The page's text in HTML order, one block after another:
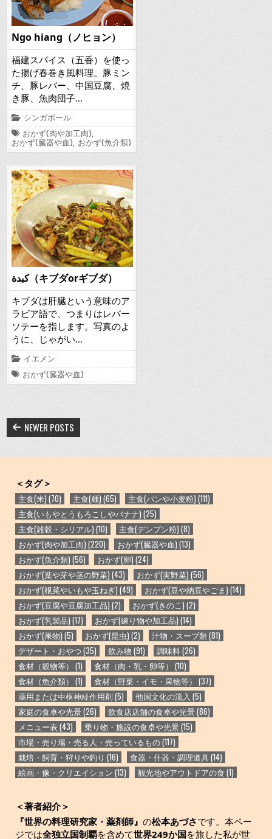
Ngo hiang（ノヒョン）
福建スパイス（五香）を使っ
た揚げ春巻き風料理。豚ミン
チ、豚レバー、中国豆腐、焼
き豚、魚肉団子…
Posted
in
シンガポール
Tagged
おかず(肉や加工肉),
おかず(臓器や血), おかず(魚介類)
كبدة（キブダorギブダ）
キブダは肝臓という意味のア
ラビア語で、つまりはレバー
ソテーを指します。写真のよ
うに、じゃがい…
Posted
in
イエメン
Tagged
おかず(臓器や血)
投
稿
ナ
ビ
ゲ
ー
シ
ョ
ン
NEWER POSTS
＜タグ＞
主食(米) (70) 主食(麺) (65) 主食(パンや小麦粉) (111)
主食(いもやとうもろこしやバナナ) (25)
主食(雑穀・シリアル) (10) 主食(デンプン粉) (8)
おかず(肉や加工肉) (220) おかず(臓器や血) (13)
おかず(魚介類) (56) おかず(卵) (24)
おかず(葉や芽や茎の野菜) (43) おかず(実野菜) (56)
おかず(根菜やいもや玉ねぎ) (49) おかず(豆や納豆やごま) (14)
おかず(豆腐や豆腐加工品) (2) おかず(きのこ) (2)
おかず(乳製品) (17) おかず(練り物や加工品) (14)
おかず(果物) (5) おかず(昆虫) (2) 汁物・スープ類(81)
デザート・おやつ (35) 飲み物 (91) 調味料(26)
食材（穀物等） (1) 食材（肉・乳・卵等） (10)
食材（魚介類） (1) 食材（野菜・イモ・果物等） (37)
薬用または中枢神経作用剤(5) 他国文化の流入 (5)
家庭の食卓や光景(26) 飲食店店舗の食卓や光景(86)
メニュー表(43) 乗り物・施設の食卓や光景(15)
市場・売り場・売る人・売っているもの(117)
栽培・飼育・狩りや釣り (16) 食器・什器・調理道具(14)
絵画・像・クリエイション (13) 観光地やアウトドアの食 (1)
＜著者紹介＞
『世界の料理研究家・薬剤師』の松本あづさです。本ペー
ジでは全独立国制覇を含めて世界249か国を旅した私が世